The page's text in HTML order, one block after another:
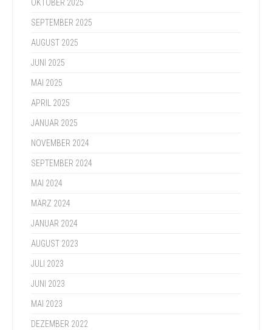
OKTOBER 2025
SEPTEMBER 2025
AUGUST 2025
JUNI 2025
MAI 2025
APRIL 2025
JANUAR 2025
NOVEMBER 2024
SEPTEMBER 2024
MAI 2024
MÄRZ 2024
JANUAR 2024
AUGUST 2023
JULI 2023
JUNI 2023
MAI 2023
DEZEMBER 2022